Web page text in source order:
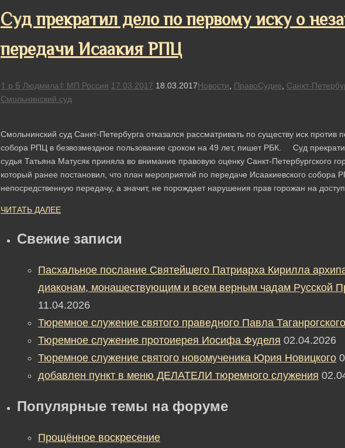
Суд прекратил дело по первому иску о
передачи Исаакия РПЦ
☦ р Б Людмила☦ МП Россия 17.03.2017 18.03.2017Новости ПравоСудие Санкт-
Смольнинский суд
Смольнинский суд Санкт-Петербурга ​отказался рассматривать по существу иск против
собора РПЦ в безвозмездное пользование сроком на 49 лет, пишет РБК. Суд
судья Татьяна Матусяк приняла во внимание правовую оценку Санкт-Петербургского
который ранее постановил, что ​план мероприятий по передаче Исаакиевского собора
непосредственную передачу, а значит, не порождает нарушения прав горожан на
ЧИТАТЬ ДАЛЕЕ
Свежие записи
Пасхальное послание Святейшего Патриарха Кирилла
диаконам, монашествующим и всем верным чадам Русской
11.04.2026
Тюремное служение святого праведного Павла Таганрогского
Тюремное служение протоиерея Иосифа Фуделя 02.04.2026
Тюремное служение святого новомученика Юрия Новицкого
добавлен пункт в меню ДЕЛАТЕЛИ тюремного служения
Популярные темы на форуме
Прощённое воскресение